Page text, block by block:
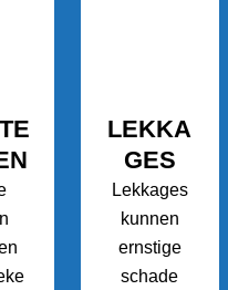
LEKKA
GES
Lekkages
kunnen
ernstige
schade